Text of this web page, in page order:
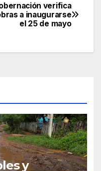
verifica
a inaugurarse
el 25 de mayo
y